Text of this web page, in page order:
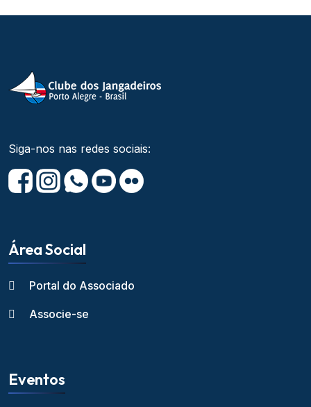
Siga-nos nas redes sociais:
Área Social
Portal do Associado
Associe-se
Eventos